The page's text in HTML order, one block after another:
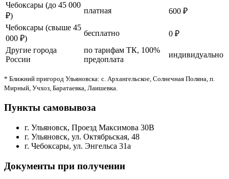
Чебоксары (до 45 000
₽)
платная
600 ₽
Чебоксары (свыше 45
000 ₽)
бесплатно
0 ₽
Другие города
России
по тарифам ТК, 100%
предоплата
индивидуально
* Ближний пригород Ульяновска: с. Архангельское, Солнечная Поляна, п.
Мирный, Учхоз, Баратаевка, Лаишевка.
Пункты самовывоза
г. Ульяновск, Проезд Максимова 30В
г. Ульяновск, ул. Октябрьская, 48
г. Чебоксары, ул. Энгельса 31а
Документы при получении